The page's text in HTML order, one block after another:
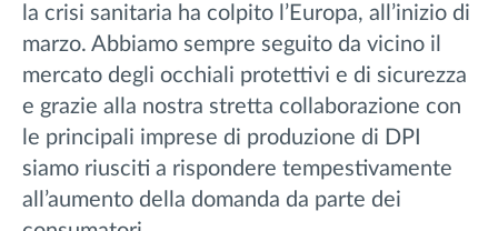
la crisi sanitaria ha colpito l’Europa, all’inizio di
marzo. Abbiamo sempre seguito da vicino il
mercato degli occhiali protettivi e di sicurezza
e grazie alla nostra stretta collaborazione con
le principali imprese di produzione di DPI
siamo riusciti a rispondere tempestivamente
all’aumento della domanda da parte dei